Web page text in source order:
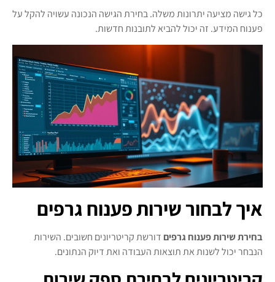
כל גישה מציעה יתרונות משלה. בחירת הגישה הנכונה עשויה להקל על
פענוח המידע. זה יכול להביא לתובנות חדשות.
איך לבחור שירות פענוח גרפים
בחירת שירות פענוח גרפיםדורשת קריטריונים חשובים. השירות
הנבחר יכול לשנות את תוצאות העבודה ואת דיוק הנתונים.